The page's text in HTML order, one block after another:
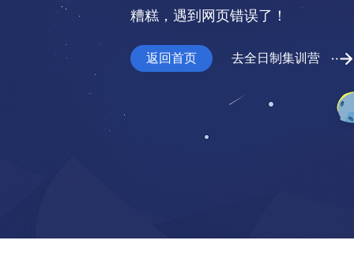
糟糕，遇到网页错误了！
返回首页 去全日制集训营